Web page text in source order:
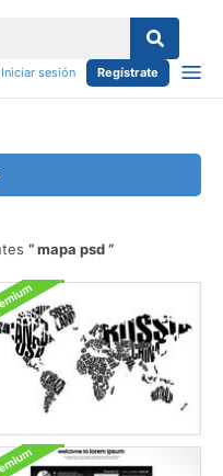
Iniciar sesión Regístrate
mapa psd